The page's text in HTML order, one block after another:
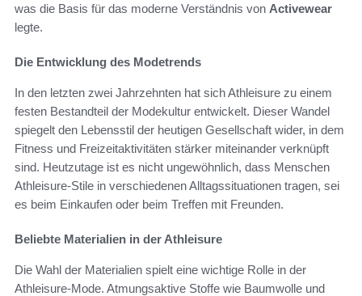
was die Basis für das moderne Verständnis von Activewear
legte.
Die Entwicklung des Modetrends
In den letzten zwei Jahrzehnten hat sich Athleisure zu einem
festen Bestandteil der Modekultur entwickelt. Dieser Wandel
spiegelt den Lebensstil der heutigen Gesellschaft wider, in dem
Fitness und Freizeitaktivitäten stärker miteinander verknüpft
sind. Heutzutage ist es nicht ungewöhnlich, dass Menschen
Athleisure-Stile in verschiedenen Alltagssituationen tragen, sei
es beim Einkaufen oder beim Treffen mit Freunden.
Beliebte Materialien in der Athleisure
Die Wahl der Materialien spielt eine wichtige Rolle in der
Athleisure-Mode. Atmungsaktive Stoffe wie Baumwolle und